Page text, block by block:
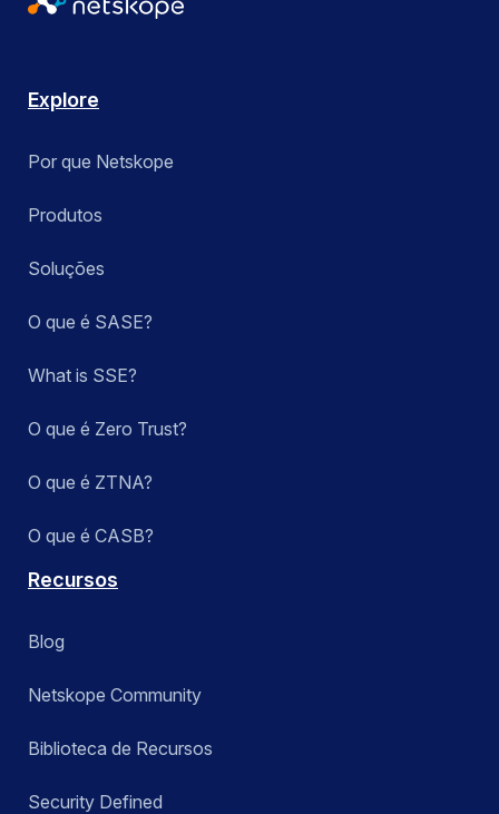
Explore
Por que Netskope
Produtos
Soluções
O que é SASE?
What is SSE?
O que é Zero Trust?
O que é ZTNA?
O que é CASB?
Recursos
Blog
Netskope Community
Biblioteca de Recursos
Security Defined